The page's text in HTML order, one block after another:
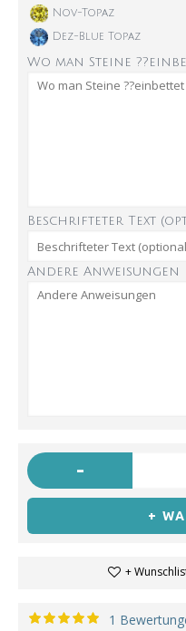
Nov-Topaz
Dez-Blue Topaz
Wo man Steine
Beschrifteter Text
Andere Anweisungen
-
+
+
1